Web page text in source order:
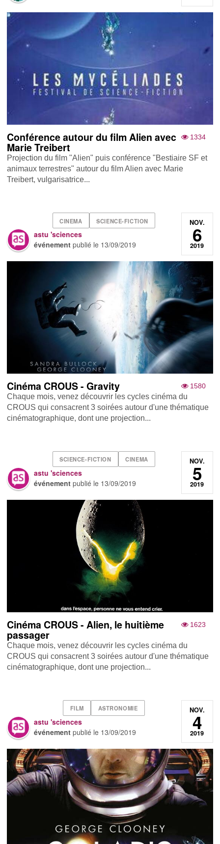
1334
Conférence autour du film Alien avec
Marie Treibert
Projection du film "Alien" puis conférence "Bestiaire SF et
animaux terrestres" autour du film Alien avec Marie
Treibert, vulgarisatrice...
CINEMA SCIENCE-FICTION
astu 'sciences
événement publié le 13/09/2019
NOV.
6
2019
1580
Cinéma CROUS - Gravity
Chaque mois, venez découvrir les cycles cinéma du
CROUS qui consacrent 3 soirées autour d'une thématique
cinématographique, dont une projection...
SCIENCE-FICTION CINEMA
astu 'sciences
événement publié le 13/09/2019
NOV.
5
2019
1623
Cinéma CROUS - Alien, le huitième
passager
Chaque mois, venez découvrir les cycles cinéma du
CROUS qui consacrent 3 soirées autour d'une thématique
cinématographique, dont une projection...
FILM ASTRONOMIE
astu 'sciences
événement publié le 13/09/2019
NOV.
4
2019